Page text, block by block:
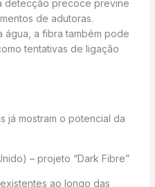
detecção precoce previne
de adutoras.
água, a fibra também pode
tentativas de ligação
já mostram o potencial da
– projeto “Dark Fibre”
ao longo das